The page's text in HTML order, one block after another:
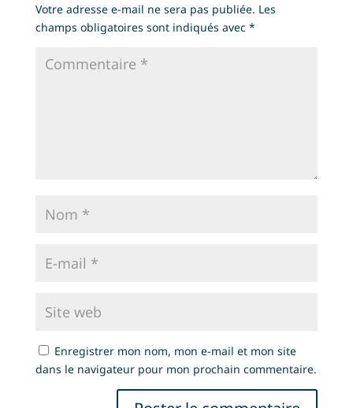
Votre adresse e-mail ne sera pas publiée. Les
champs obligatoires sont indiqués avec *
Enregistrer mon nom, mon e-mail et mon site
dans le navigateur pour mon prochain commentaire.